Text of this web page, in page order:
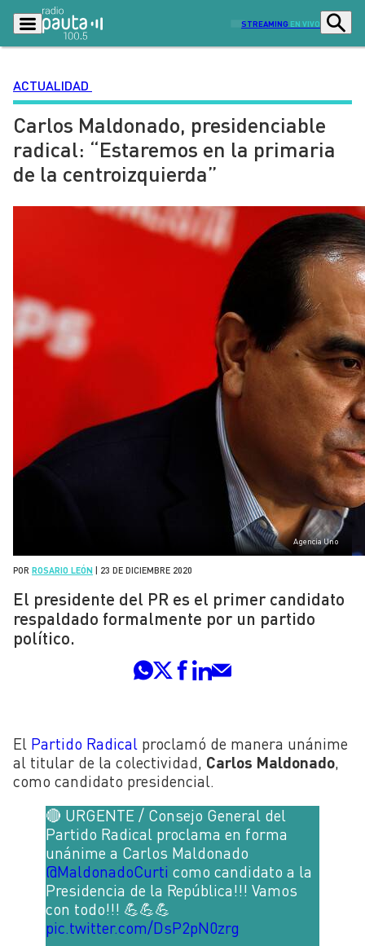
STREAMING EN VIVO
Podcasts Programas
Lo Último Actualidad
Ciudad
Radio en vivo Sostenibilidad
Deportes
Opinión
Dato en Pauta Señal 2
Contenido Patrocinado
ACTUALIDAD
Carlos Maldonado, presidenciable
radical: “Estaremos en la primaria
de la centroizquierda”
Agencia Uno
POR ROSARIO LEÓN 23 DE DICIEMBRE 2020
El presidente del PR es el primer candidato
respaldado formalmente por un partido
político.
El Partido Radical proclamó de manera unánime
al titular de la colectividad, Carlos Maldonado
como candidato presidencial.
🔴 URGENTE / Consejo General del
Partido Radical proclama en forma
unánime a Carlos Maldonado
@MaldonadoCurti como candidato a la
Presidencia de la República!!! Vamos
con todo!!! 💪💪💪
pic.twitter.com/DsP2pN0zrg